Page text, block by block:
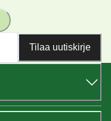
Tilaa uutiskirje